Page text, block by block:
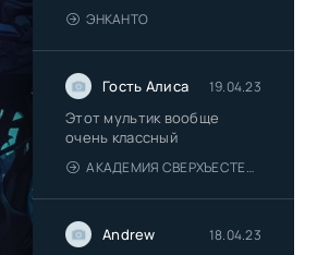
ЭНКАНТО
Гость Алиса 19.04.23
Этот мультик вообще
очень классный
АКАДЕМИЯ СВЕРХЪЕСТЕСТВЕННОГО
Andrew 18.04.23